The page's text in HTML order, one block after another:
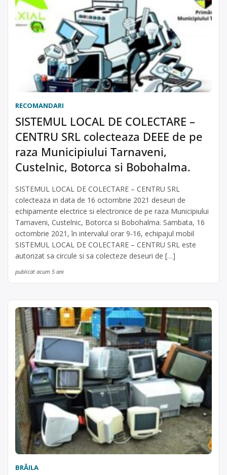
RECOMANDARI
SISTEMUL LOCAL DE COLECTARE –
CENTRU SRL colecteaza DEEE de pe
raza Municipiului Tarnaveni,
Custelnic, Botorca si Bobohalma.
SISTEMUL LOCAL DE COLECTARE – CENTRU SRL
colecteaza in data de 16 octombrie 2021 deseuri de
echipamente electrice si electronice de pe raza Municipiului
Tarnaveni, Custelnic, Botorca si Bobohalma. Sambata, 16
octombrie 2021, în intervalul orar 9-16, echipajul mobil
SISTEMUL LOCAL DE COLECTARE – CENTRU SRL este
autorizat sa circule si sa colecteze deseuri de […]
publicat acum 5 ani
BRĂILA